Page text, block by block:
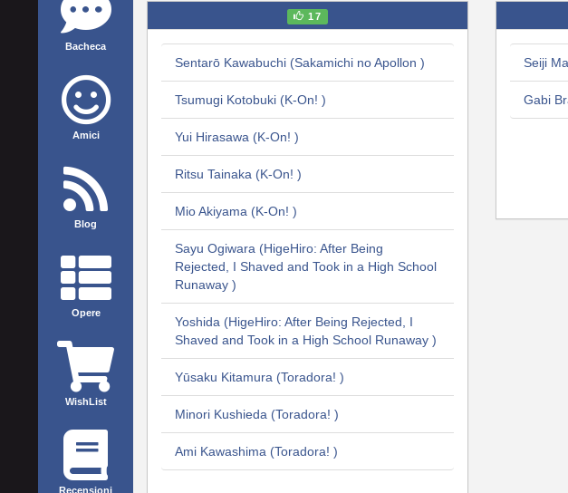
Bacheca
Amici
Blog
Opere
WishList
Recensioni
17
Sentarō Kawabuchi (Sakamichi no Apollon )
Tsumugi Kotobuki (K-On! )
Yui Hirasawa (K-On! )
Ritsu Tainaka (K-On! )
Mio Akiyama (K-On! )
Sayu Ogiwara (HigeHiro: After Being
Rejected, I Shaved and Took in a High School
Runaway )
Yoshida (HigeHiro: After Being Rejected, I
Shaved and Took in a High School Runaway )
Yūsaku Kitamura (Toradora! )
Minori Kushieda (Toradora! )
Ami Kawashima (Toradora! )
Seiji
Gabi